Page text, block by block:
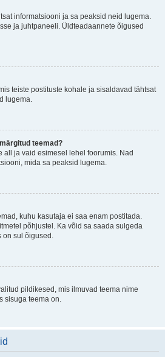
informatsiooni ja sa peaksid neid lugema.
ja juhtpaneeli. Üldteadaannete õigused
teiste postituste kohale ja sisaldavad tähtsat
lugema.
teemad?
all ja vaid esimesel lehel foorumis. Nad
mida sa peaksid lugema.
kuhu kasutaja ei saa enam postitada.
põhjustel. Ka võid sa saada sulgeda
on sul õigused.
pildikesed, mis ilmuvad teema nime
sisuga teema on.